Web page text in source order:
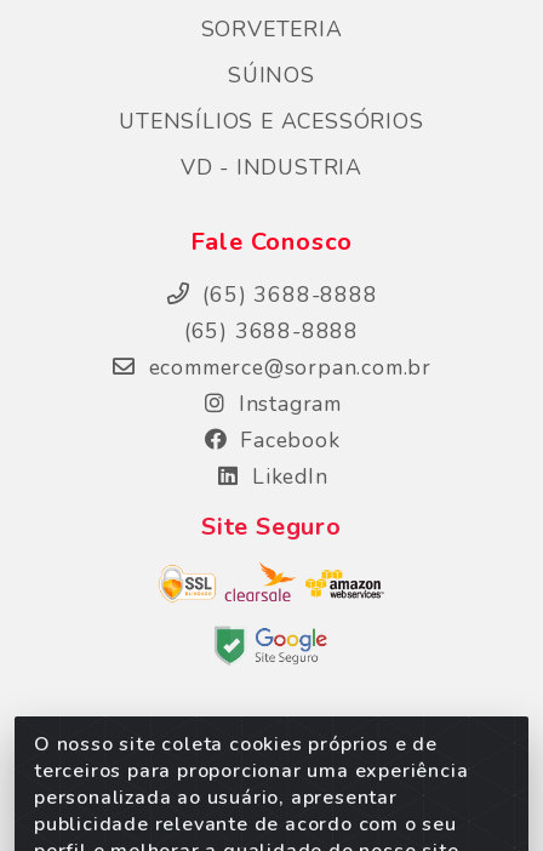
O nosso site coleta cookies próprios e de
terceiros para proporcionar uma experiência
personalizada ao usuário, apresentar
publicidade relevante de acordo com o seu
SORVETERIA
SÚINOS
UTENSÍLIOS E ACESSÓRIOS
VD - INDUSTRIA
Fale Conosco
(65) 3688-8888
(65) 3688-8888
ecommerce@sorpan.com.br
Instagram
Facebook
LikedIn
Site Seguro
Sorpan - Rodovia dos Imigrantes, Lote 06, São
Matheus, Várzea Grande/MT – CEP 78152-135 -
CNPJ 02.623.537/0010-24